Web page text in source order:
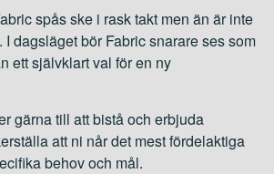
spås ske i rask takt men än är inte
I dagsläget bör Fabric snarare ses som
ett självklart val för en ny
gärna till att bistå och erbjuda
att ni når det mest fördelaktiga
behov och mål.